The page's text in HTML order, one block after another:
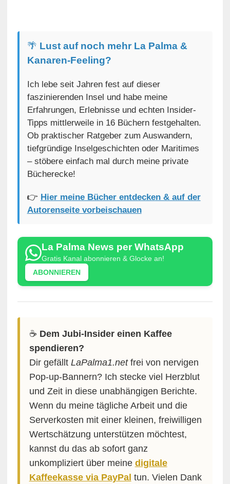
🌴 Lust auf noch mehr La Palma &
Kanaren-Feeling?
Ich lebe seit Jahren fest auf dieser
faszinierenden Insel und habe meine
Erfahrungen, Erlebnisse und echten Insider-
Tipps mittlerweile in 16 Büchern festgehalten.
Ob praktischer Ratgeber zum Auswandern,
tiefgründige Inselgeschichten oder Maritimes
– stöbere einfach mal durch meine private
Bücherecke!
👉 Hier meine Bücher entdecken & auf der
Autorenseite vorbeischauen
La Palma News per WhatsApp
Gratis Kanal abonnieren & Glocke an!
ABONNIEREN
☕️ Dem Jubi-Insider einen Kaffee
spendieren?
Dir gefällt LaPalma1.netfrei von nervigen
Pop-up-Bannern? Ich stecke viel Herzblut
und Zeit in diese unabhängigen Berichte.
Wenn du meine tägliche Arbeit und die
Serverkosten mit einer kleinen, freiwilligen
Wertschätzung unterstützen möchtest,
kannst du das ab sofort ganz
unkompliziert über meine digitale
Kaffeekasse via PayPal tun. Vielen Dank